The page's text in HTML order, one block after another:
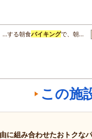
…する朝食バイキングで、朝…
この施
に組み合わせたおトクな